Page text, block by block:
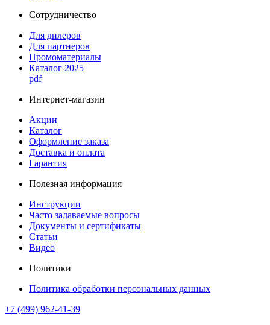
Сотрудничество
Для дилеров
Для партнеров
Промоматериалы
Каталог 2025
pdf
Интернет-магазин
Акции
Каталог
Оформление заказа
Доставка и оплата
Гарантия
Полезная информация
Инструкции
Часто задаваемые вопросы
Документы и сертификаты
Статьи
Видео
Политики
Политика обработки персональных данных
+7 (499) 962-41-39